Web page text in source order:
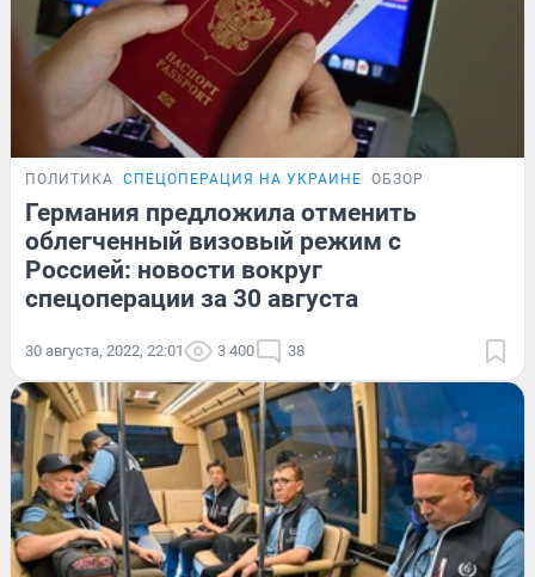
ПОЛИТИКА СПЕЦОПЕРАЦИЯ НА УКРАИНЕ ОБЗОР
Германия предложила отменить
облегченный визовый режим с
Россией: новости вокруг
спецоперации за 30 августа
30 августа, 2022, 22:01 3 400 38